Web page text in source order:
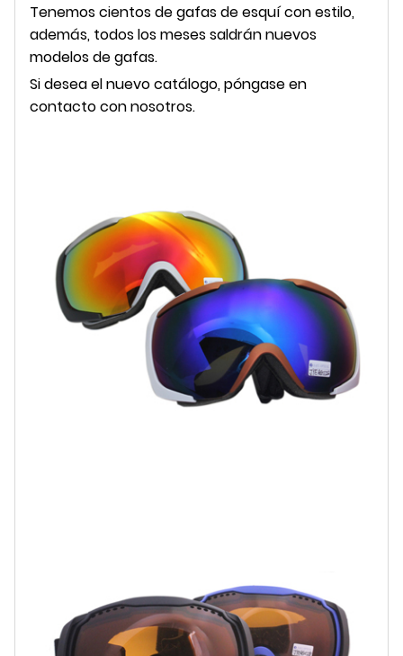
Tenemos cientos de gafas de esquí con estilo,
además, todos los meses saldrán nuevos
modelos de gafas.
Si desea el nuevo catálogo, póngase en
contacto con nosotros.